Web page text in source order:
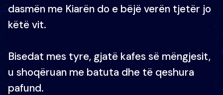
dasmën me Kiarën do e bëjë verën tjetër jo
këtë vit.
Bisedat mes tyre, gjatë kafes së mëngjesit,
u shoqëruan me batuta dhe të qeshura
pafund.